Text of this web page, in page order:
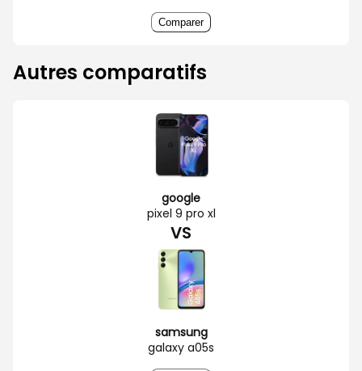
Comparer
Autres comparatifs
google
pixel 9 pro xl
VS
samsung
galaxy a05s